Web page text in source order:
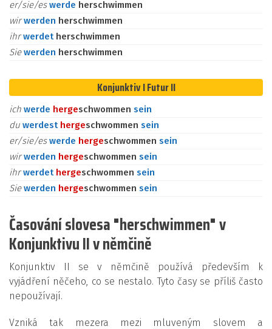
er/sie/eswerde herschwimmen
wirwerden herschwimmen
ihrwerdet herschwimmen
Siewerden herschwimmen
Konjunktiv I Futur II
ich werde hergeschwommen sein
du werdest hergeschwommen sein
er/sie/eswerde hergeschwommen sein
wirwerden hergeschwommen sein
ihrwerdet hergeschwommen sein
Siewerden hergeschwommen sein
Časování slovesa "herschwimmen" v
Konjunktivu II v němčině
Konjunktiv II se v němčině používá především k
vyjádření něčeho, co se nestalo. Tyto časy se příliš často
nepoužívají.
Vzniká tak mezera mezi mluveným slovem a